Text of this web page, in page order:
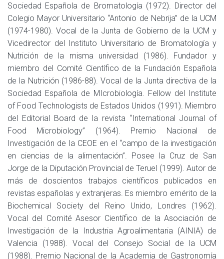
Sociedad Española de Bromatología (1972). Director del
Colegio Mayor Universitario “Antonio de Nebrija” de la UCM
(1974-1980). Vocal de la Junta de Gobierno de la UCM y
Vicedirector del Instituto Universitario de Bromatología y
Nutrición de la misma universidad (1986). Fundador y
miembro del Comité Científico de la Fundación Española
de la Nutrición (1986-88). Vocal de la Junta directiva de la
Sociedad Española de MIcrobiología. Fellow del Institute
of Food Technologists de Estados Unidos (1991). Miembro
del Editorial Board de la revista “International Journal of
Food Microbiology” (1964). Premio Nacional de
Investigación de la CEOE en el “campo de la investigación
en ciencias de la alimentación”. Posee la Cruz de San
Jorge de la Diputación Provincial de Teruel (1999). Autor de
más de doscientos trabajos científicos publicados en
revistas españolas y extranjeras. Es miembro emérito de la
Biochemical Society del Reino Unido, Londres (1962).
Vocal del Comité Asesor Científico de la Asociación de
Investigación de la Industria Agroalimentaria (AINIA) de
Valencia (1988). Vocal del Consejo Social de la UCM
(1988). Premio Nacional de la Academia de Gastronomía